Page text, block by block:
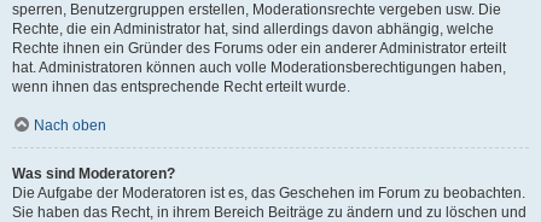
sperren, Benutzergruppen erstellen, Moderationsrechte vergeben usw. Die
Rechte, die ein Administrator hat, sind allerdings davon abhängig, welche
Rechte ihnen ein Gründer des Forums oder ein anderer Administrator erteilt
hat. Administratoren können auch volle Moderationsberechtigungen haben,
wenn ihnen das entsprechende Recht erteilt wurde.
Nach oben
Was sind Moderatoren?
Die Aufgabe der Moderatoren ist es, das Geschehen im Forum zu beobachten.
Sie haben das Recht, in ihrem Bereich Beiträge zu ändern und zu löschen und